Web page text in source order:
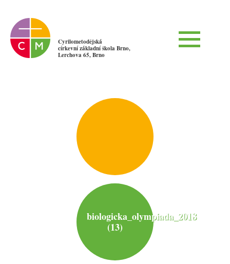
Cyrilometodějská
církevní základní škola Brno,
Lerchova 65, Brno
biologicka_olympiada_2018
(13)